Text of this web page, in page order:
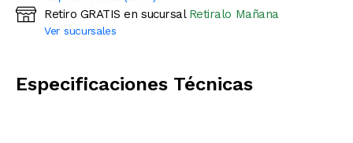
Ingresá código postal (sólo números)
Retiro GRATIS en sucursal Retiralo Mañana
Ver sucursales
Especificaciones Técnicas